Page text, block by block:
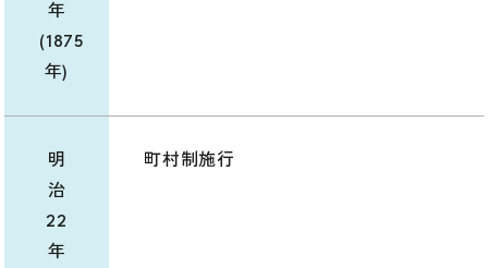
年
(1875
年)
明
治
22
年
町村制施行